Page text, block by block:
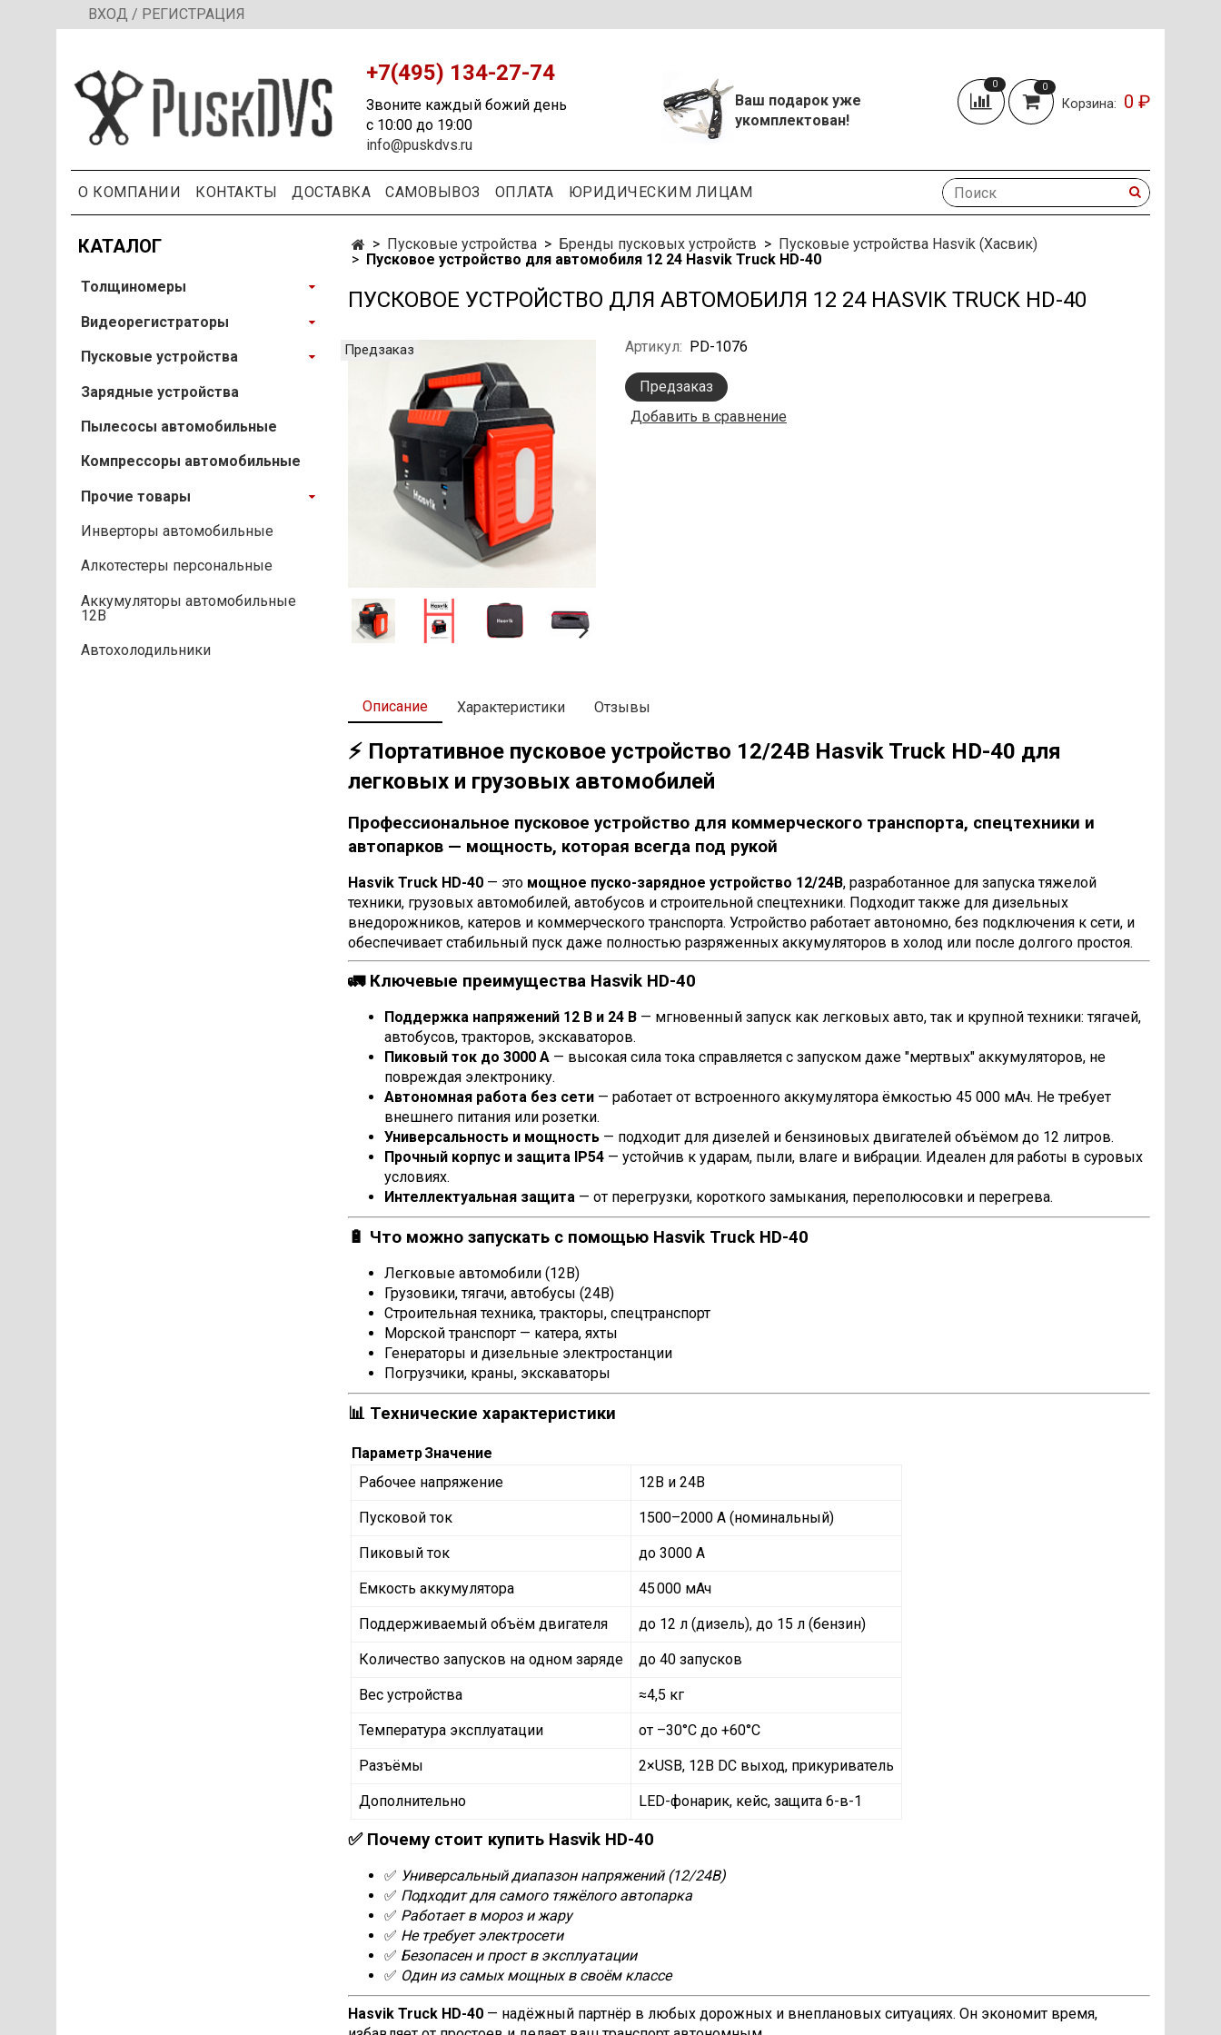
ВХОД / РЕГИСТРАЦИЯ
+7(495) 134-27-74
Звоните каждый божий день
с 10:00 до 19:00
info@puskdvs.ru
Ваш подарок уже
укомплектован!
0 0
Корзина: 0 ₽
О КОМПАНИИ КОНТАКТЫ ДОСТАВКА САМОВЫВОЗ ОПЛАТА ЮРИДИЧЕСКИМ ЛИЦАМ
Пусковые устройства Бренды пусковых устройств
Пусковые устройства Hasvik (Хасвик)
Пусковое устройство для автомобиля 12 24 Hasvik Truck HD-40
ПУСКОВОЕ УСТРОЙСТВО ДЛЯ АВТОМОБИЛЯ 12 24 HASVIK TRUCK HD-40
Предзаказ Артикул: PD-1076
Предзаказ
Добавить в сравнение
Описание
⚡ Портативное пусковое устройство 12/24В Hasvik Truck HD-40 для
легковых и грузовых автомобилей
Профессиональное пусковое устройство для коммерческого транспорта, спецтехники и
автопарков — мощность, которая всегда под рукой
Hasvik Truck HD-40 — это мощное пуско-зарядное устройство 12/24В, разработанное для запуска тяжелой
техники, грузовых автомобилей, автобусов и строительной спецтехники. Подходит также для дизельных
внедорожников, катеров и коммерческого транспорта. Устройство работает автономно, без подключения к сети, и
обеспечивает стабильный пуск даже полностью разряженных аккумуляторов в холод или после долгого простоя.
🚛 Ключевые преимущества Hasvik HD-40
Поддержка напряжений 12 В и 24 В — мгновенный запуск как легковых авто, так и крупной техники: тягачей,
автобусов, тракторов, экскаваторов.
Пиковый ток до 3000 А — высокая сила тока справляется с запуском даже "мертвых" аккумуляторов, не
повреждая электронику.
Автономная работа без сети — работает от встроенного аккумулятора ёмкостью 45 000 мАч. Не требует
внешнего питания или розетки.
Универсальность и мощность — подходит для дизелей и бензиновых двигателей объёмом до 12 литров.
Прочный корпус и защита IP54 — устойчив к ударам, пыли, влаге и вибрации. Идеален для работы в суровых
условиях.
Интеллектуальная защита — от перегрузки, короткого замыкания, переполюсовки и перегрева.
🔋 Что можно запускать с помощью Hasvik Truck HD-40
Легковые автомобили (12В)
Грузовики, тягачи, автобусы (24В)
Строительная техника, тракторы, спецтранспорт
Морской транспорт — катера, яхты
Генераторы и дизельные электростанции
Погрузчики, краны, экскаваторы
📊 Технические характеристики
ПараметрЗначение
Рабочее напряжение
12В и 24В
Пусковой ток 1500–2000 А (номинальный)
Пиковый ток до 3000 А
Емкость аккумулятора 45 000 мАч
Поддерживаемый объём двигателя до 12 л (дизель), до 15 л (бензин)
Количество запусков на одном заряде до 40 запусков
Вес устройства ≈4,5 кг
Температура эксплуатации от –30°C до +60°C
Разъёмы 2×USB, 12В DC выход, прикуриватель
Дополнительно LED-фонарик, кейс, защита 6-в-1
✅ Почему стоит купить Hasvik HD-40
✅ Универсальный диапазон напряжений (12/24В)
✅ Подходит для самого тяжёлого автопарка
✅ Работает в мороз и жару
✅ Не требует электросети
✅ Безопасен и прост в эксплуатации
✅ Один из самых мощных в своём классе
Hasvik Truck HD-40 — надёжный партнёр в любых дорожных и внеплановых ситуациях. Он экономит время,
Характеристики Отзывы
КАТАЛОГ
Толщиномеры
Видеорегистраторы
Пусковые устройства
Зарядные устройства
Пылесосы автомобильные
Компрессоры автомобильные
Прочие товары
Инверторы автомобильные
Алкотестеры персональные
Аккумуляторы автомобильные
12В
Автохолодильники